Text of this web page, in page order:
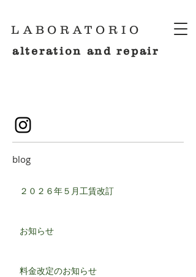
LABORATORIO
alteration and repair
blog
２０２６年５月工賃改訂
お知らせ
料金改定のお知らせ